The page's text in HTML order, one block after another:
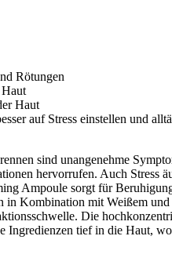
Rötungen
Haut
auf Stress einstellen und
sind unangenehme
hervorrufen. Auch Stress
Ampoule sorgt für
Kombination mit Weißem
Die
Ingredienzen tief in die Haut,